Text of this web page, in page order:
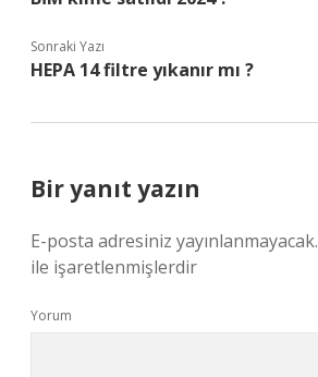
Sonraki Yazı
HEPA 14 filtre yıkanır mı ?
Bir yanıt yazın
E-posta adresiniz yayınlanmayacak.
ile işaretlenmişlerdir
Yorum